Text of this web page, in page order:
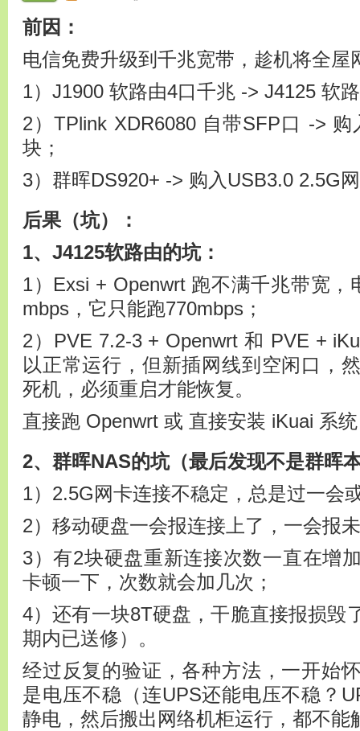
前因：
电信免费升级到千兆宽带，趁机将全屋
1）J1900 软路由4口千兆 -> J4125 软
2）TPlink XDR6080 自带SFP口 ->
块；
3）群晖DS920+ -> 购入USB3.0 2.5G
后果（坑）：
1、J4125软路由的坑：
1）Exsi + Openwrt 跑不满千兆带宽，
mbps，它只能跑770mbps；
2）PVE 7.2-3 + Openwrt 和 PVE +
以正常运行，但新插网线到空闲口，
死机，必须重启才能恢复。
直接跑 Openwrt 或 直接安装 iKuai 系
2、群晖NAS的坑（最后发现不是群晖
1）2.5G网卡连接不稳定，总是过一会
2）移动硬盘一会报连接上了，一会报
3）有2块硬盘重新连接次数一直在增
卡顿一下，次数就会加几次；
4）还有一块8T硬盘，干脆直接报损毁
期内已送修）。
经过反复的验证，各种方法，一开始
是电压不稳（连UPS还能电压不稳？
静电，然后搬出网络机柜运行，都不能